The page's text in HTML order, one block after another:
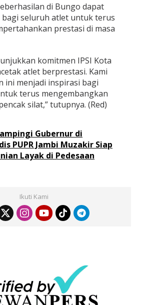
di Bungo dapat
bagi seluruh atlet untuk terus
prestasi di masa
komitmen IPSI Kota
atlet berprestasi. Kami
ini menjadi inspirasi bagi
terus mengembangkan
silat,” tutupnya. (Red)
Gubernur di
PUPR Jambi Muzakir Siap
Layak di Pedesaan
Ikuti Kami